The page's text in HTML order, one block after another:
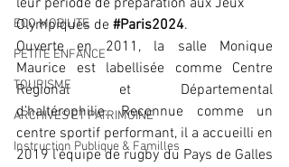
ECO MOBILITE
PETITE ENFANCE
TOURISME
ARCHIVES ET PATRIMOINE
Instruction Publique & Familles
leur période de préparation aux Jeux
Olympiques de #Paris2024.
Ouverte en 2011, la salle Monique
Maurice est labellisée comme Centre
Régional et Départemental
d’haltérophilie. Reconnue comme un
centre sportif performant, il a accueilli en
2019 l’équipe de rugby du Pays de Galles